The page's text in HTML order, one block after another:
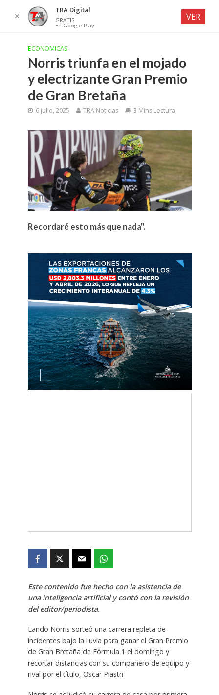
ECONOMICAS
Norris triunfa en el mojado
y electrizante Gran Premio
de Gran Bretaña
6 julio, 2025 TRA Noticias 3 Mins Lectura
Recordaré esto más que nada".
Este contenido fue hecho con la asistencia de
una inteligencia artificial y contó con la revisión
del editor/periodista.
Lando Norris sorteó una carrera repleta de
incidentes bajo la lluvia para ganar el Gran Premio
de Gran Bretaña de Fórmula 1 el domingo y
recortar distancias con su compañero de equipo y
rival por el título, Oscar Piastri.
✕
TRA Digital
GRATIS
En Google Play
VER